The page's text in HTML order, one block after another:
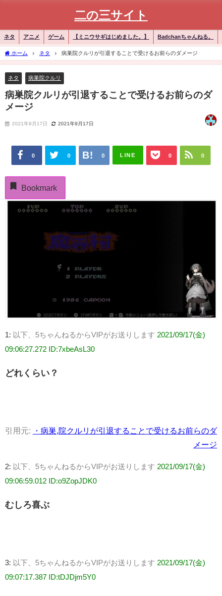
二の三サイト
ネタ アニメ ゲーム 【ミニウサギはじめました。】 Badchanちゃんねる。
ホーム ネタ 病巣院クルリが引退することで受けるお前らのダメージ
ネタ 病巣院クルリ
病巣院クルリが引退することで受けるお前らのダ
メージ
2021年9月17日 2021年9月17日
0 0 0 LINE 0 0
Bookmark
1: 以下、5ちゃんねるからVIPがお送りします 2021/09/17(金)
09:06:27.272 ID:7xbeAsL30
どれくらい？
引用元:
・病巣,院クルリが引退することで受けるお前らのダ
メージ
2: 以下、5ちゃんねるからVIPがお送りします 2021/09/17(金)
09:06:59.012 ID:o9ZopJDK0
むしろ喜ぶ
3: 以下、5ちゃんねるからVIPがお送りします 2021/09/17(金)
09:07:17.387 ID:tDJDjm5Y0